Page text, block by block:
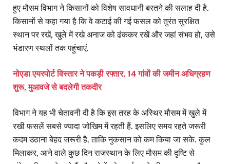
हुए मौसम विभाग ने किसानों को विशेष सावधानी बरतने की सलाह दी है.
किसानों से कहा गया है कि वे कटाई की गई फसल को तुरंत सुरक्षित
स्थान पर रखें, खुले में रखे अनाज को ढंककर रखें और जहां संभव हो, उसे
भंडारण स्थलों तक पहुंचाएं.
नोएडा एयरपोर्ट विस्तार ने पकड़ी रफ्तार, 14 गांवों की जमीन अधिग्रहण
शुरू, मुआवजे से बदलेगी तकदीर
विभाग ने यह भी चेतावनी दी है कि इस तरह के अस्थिर मौसम में खुले में
रखी फसलें सबसे ज्यादा जोखिम में रहती हैं. इसलिए समय रहते जरूरी
कदम उठाना बेहद जरूरी है, ताकि नुकसान को कम किया जा सके. कुल
मिलाकर, आने वाले कुछ दिन राजस्थान के लिए मौसम की दृष्टि से